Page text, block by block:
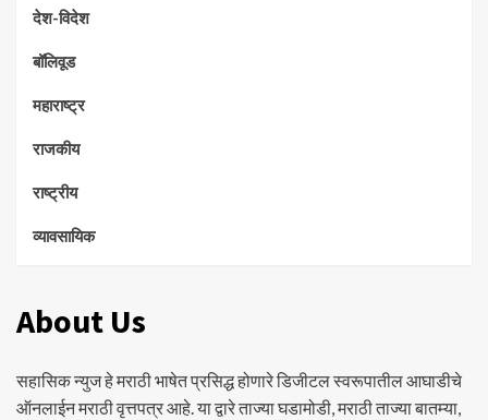
देश-विदेश
बॉलिवूड
महाराष्ट्र
राजकीय
राष्ट्रीय
व्यावसायिक
About Us
सहासिक न्युज हे मराठी भाषेत प्रसिद्ध होणारे डिजीटल स्वरूपातील आघाडीचे
ऑनलाईन मराठी वृत्तपत्र आहे. या द्वारे ताज्या घडामोडी, मराठी ताज्या बातम्या,